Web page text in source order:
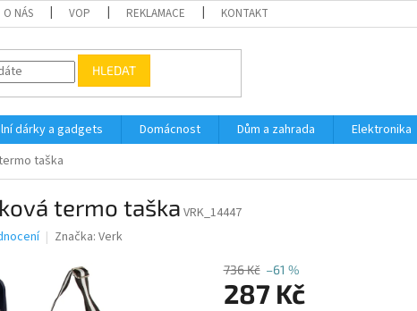
O NÁS VOP REKLAMACE KONTAKT PODMÍNKY OCHRANY
HLEDAT
dárky a gadgets Domácnost Dům a zahrada Elektronika
taška
termo taška VRK_14447
Značka: Verk
736 Kč –61 %
287 Kč